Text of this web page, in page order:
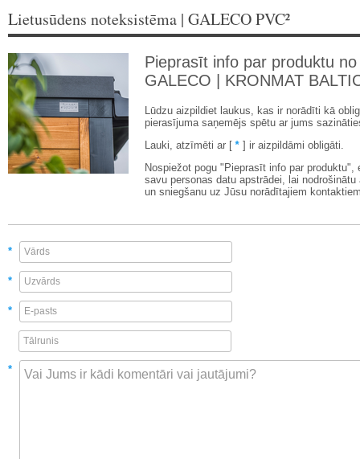
Lietusūdens noteksistēma | GALECO PVC²
Pieprasīt info par produktu no
GALECO | KRONMAT
Lūdzu aizpildiet laukus, kas ir norādīti kā
pierasījuma saņemējs spētu ar jums
Lauki, atzīmēti ar [ * ] ir aizpildāmi obligāti.
Nospiežot pogu "Pieprasīt info par produktu",
savu personas datu apstrādei, lai
un sniegšanu uz Jūsu norādītajiem
*
*
*
*